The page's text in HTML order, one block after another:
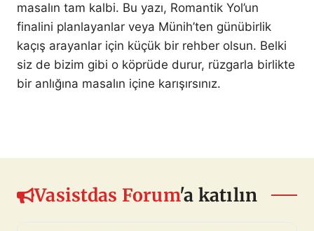
masalın tam kalbi. Bu yazı, Romantik Yol’un
finalini planlayanlar veya Münih’ten günübirlik
kaçış arayanlar için küçük bir rehber olsun. Belki
siz de bizim gibi o köprüde durur, rüzgarla birlikte
bir anlığına masalın içine karışırsınız.
Vasistdas Forum'a katılın